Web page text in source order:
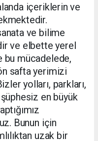
içeriklerin ve
ve bilime
ve elbette yerel
mücadelede,
safta yerimizi
yolları, parkları,
en büyük
Bunun için
uzak bir